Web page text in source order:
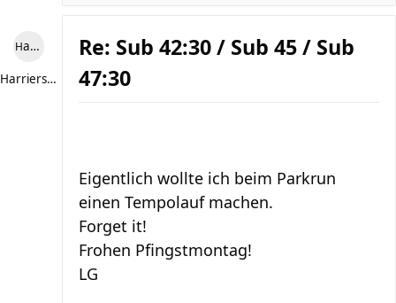
Harriersand reloaded
Harriersand reloaded
Re: Sub 42:30 / Sub 45 / Sub
47:30
Eigentlich wollte ich beim Parkrun
einen Tempolauf machen.
Forget it!
Frohen Pfingstmontag!
LG